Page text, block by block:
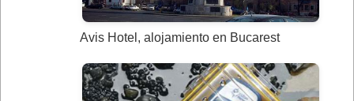
Avis Hotel, alojamiento en Bucarest